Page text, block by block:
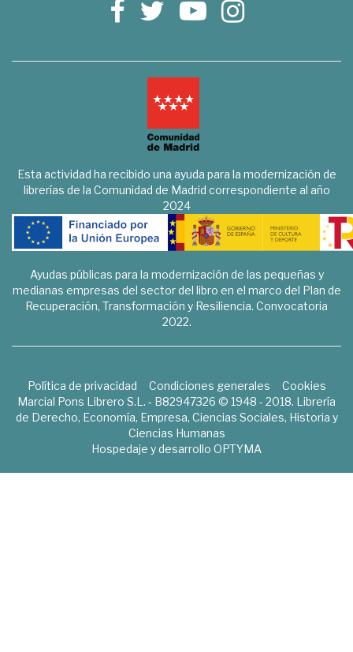
Esta actividad ha recibido una ayuda para la modernización de
librerías de la Comunidad de Madrid correspondiente al año
2024
Ayudas públicas para la modernización de las pequeñas y
medianas empresas del sector del libro en el marco del Plan de
Recuperación, Transformación y Resiliencia. Convocatoria
2022.
Política de privacidad Condiciones generales
Cookies
Marcial Pons Librero S.L. - B82947326 © 1948 - 2018. Librería
de Derecho, Economía, Empresa, Ciencias Sociales, Historia y
Ciencias Humanas
Hospedaje y desarrollo OPTYMA